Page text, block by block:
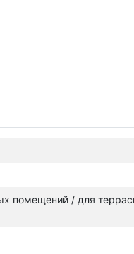
помещений / для